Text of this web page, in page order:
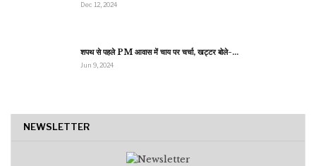
Dec 12, 2024
शपथ से पहले PM आवास में चाय पर चर्चा, खट्टर बोले-…
Jun 9, 2024
NEWSLETTER